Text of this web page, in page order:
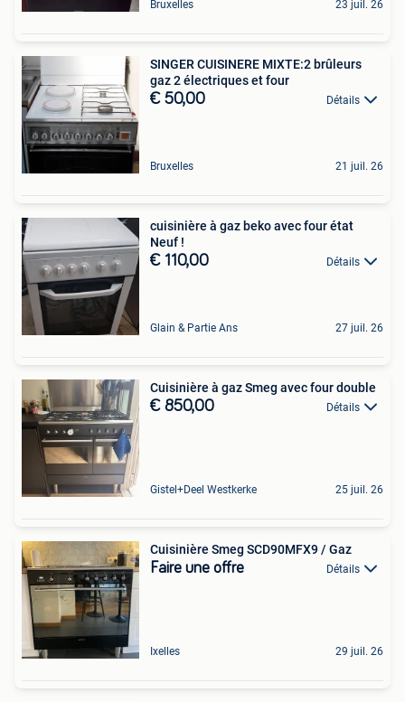
Bruxelles 23 juil. 26
SINGER CUISINERE MIXTE:2 brûleurs
gaz 2 électriques et four
€ 50,00 Détails
Bruxelles 21 juil. 26
cuisinière à gaz beko avec four état
Neuf !
€ 110,00 Détails
Glain & Partie Ans 27 juil. 26
Cuisinière à gaz Smeg avec four double
€ 850,00 Détails
Gistel+Deel Westkerke 25 juil. 26
Cuisinière Smeg SCD90MFX9 / Gaz
Faire une offre Détails
Ixelles 29 juil. 26